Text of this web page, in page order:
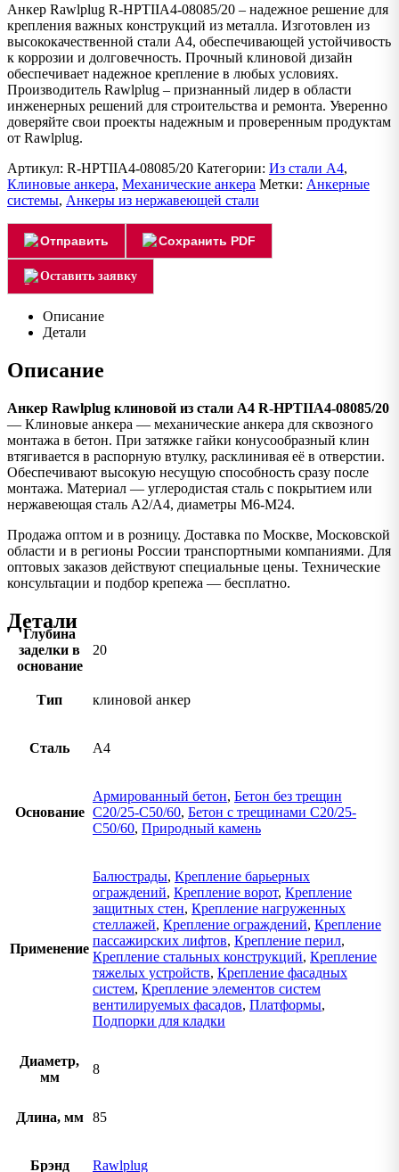
Анкер Rawlplug R-HPTIIA4-08085/20 – надежное решение для
крепления важных конструкций из металла. Изготовлен из
высококачественной стали А4, обеспечивающей устойчивость
к коррозии и долговечность. Прочный клиновой дизайн
обеспечивает надежное крепление в любых условиях.
Производитель Rawlplug – признанный лидер в области
инженерных решений для строительства и ремонта. Уверенно
доверяйте свои проекты надежным и проверенным продуктам
от Rawlplug.
Артикул: R-HPTIIA4-08085/20 Категории: Из стали А4,
Клиновые анкера, Механические анкера Метки: Анкерные
системы, Анкеры из нержавеющей стали
Отправить Сохранить PDF
Оставить заявку
Описание
Детали
Описание
Анкер Rawlplug клиновой из стали А4 R-HPTIIA4-08085/20
— Клиновые анкера — механические анкера для сквозного
монтажа в бетон. При затяжке гайки конусообразный клин
втягивается в распорную втулку, расклинивая её в отверстии.
Обеспечивают высокую несущую способность сразу после
монтажа. Материал — углеродистая сталь с покрытием или
нержавеющая сталь A2/A4, диаметры M6-M24.
Продажа оптом и в розницу. Доставка по Москве, Московской
области и в регионы России транспортными компаниями. Для
оптовых заказов действуют специальные цены. Технические
консультации и подбор крепежа — бесплатно.
Детали
Глубина
заделки в
основание
20
Тип клиновой анкер
Сталь А4
Основание
Армированный бетон, Бетон без трещин
C20/25-C50/60, Бетон с трещинами C20/25-
C50/60, Природный камень
Применение
Балюстрады, Крепление барьерных
ограждений, Крепление ворот, Крепление
защитных стен, Крепление нагруженных
стеллажей, Крепление ограждений, Крепление
пассажирских лифтов, Крепление перил,
Крепление стальных конструкций, Крепление
тяжелых устройств, Крепление фасадных
систем, Крепление элементов систем
вентилируемых фасадов, Платформы,
Подпорки для кладки
Диаметр,
мм
8
Длина, мм 85
Брэнд Rawlplug